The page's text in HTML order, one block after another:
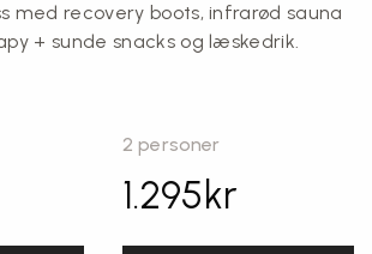
med recovery boots, infrarød sauna
+ sunde snacks og læskedrik.
2 personer
1.295kr